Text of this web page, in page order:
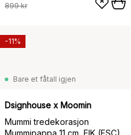
899 kr
Bare et fåtall igjen
Dsignhouse x Moomin
Mummi tredekorasjon
Mummipappa 11 cm, EIK (FSC)
-11%